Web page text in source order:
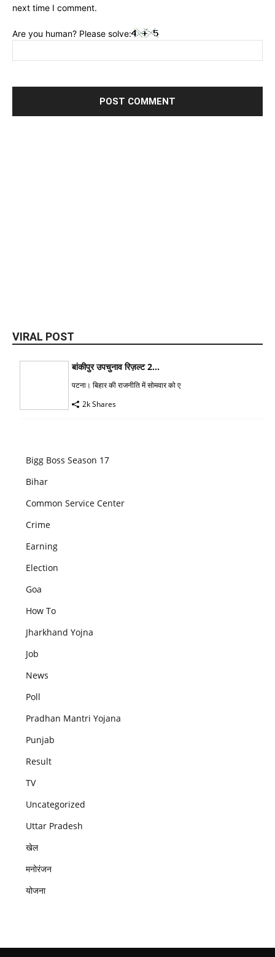
next time I comment.
Are you human? Please solve:
VIRAL POST
बांकीपुर उपचुनाव रिज़ल्ट 2...
पटना। बिहार की राजनीति में सोमवार को ए
2k Shares
Bigg Boss Season 17
Bihar
Common Service Center
Crime
Earning
Election
Goa
How To
Jharkhand Yojna
Job
News
Poll
Pradhan Mantri Yojana
Punjab
Result
TV
Uncategorized
Uttar Pradesh
खेल
मनोरंजन
योजना